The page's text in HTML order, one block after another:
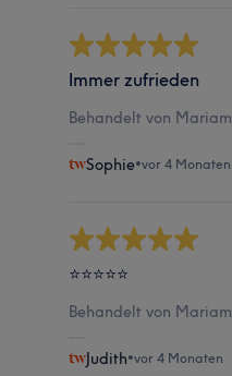
Immer zufrieden
Behandelt von Mariam
Sophie•vor 4 Monaten
⭐️⭐️⭐️⭐️⭐️
Behandelt von Mariam
Judith•vor 4 Monaten